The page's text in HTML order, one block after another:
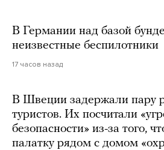
В Германии над базой
неизвестные беспилотники
17 часов назад
В Швеции задержали пару
туристов. Их посчитали
безопасности» из-за того,
палатку рядом с домом